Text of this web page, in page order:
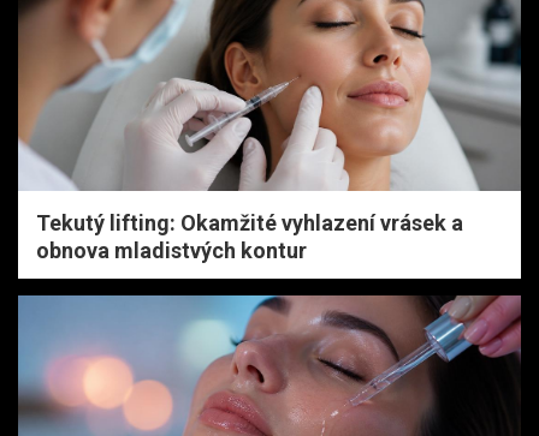
Tekutý lifting: Okamžité vyhlazení vrásek a
obnova mladistvých kontur